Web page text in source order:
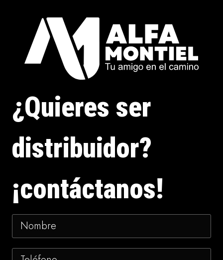
¿Quieres ser
distribuidor?
¡contáctanos!